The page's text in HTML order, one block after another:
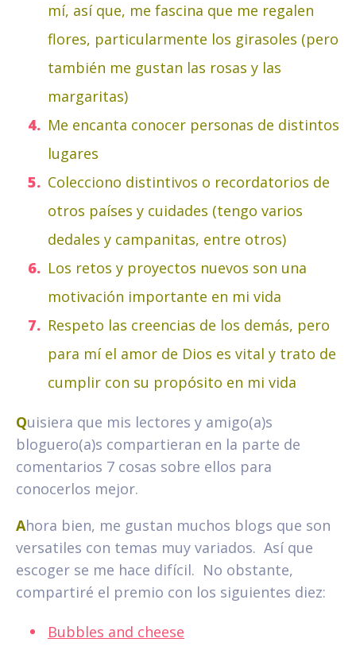
mí, así que, me fascina que me regalen
flores, particularmente los girasoles (pero
también me gustan las rosas y las
margaritas)
Me encanta conocer personas de distintos
lugares
Colecciono distintivos o recordatorios de
otros países y cuidades (tengo varios
dedales y campanitas, entre otros)
Los retos y proyectos nuevos son una
motivación importante en mi vida
Respeto las creencias de los demás, pero
para mí el amor de Dios es vital y trato de
cumplir con su propósito en mi vida
Quisiera que mis lectores y amigo(a)s
bloguero(a)s compartieran en la parte de
comentarios 7 cosas sobre ellos para
conocerlos mejor.
Ahora bien, me gustan muchos blogs que son
versatiles con temas muy variados. Así que
escoger se me hace difícil. No obstante,
compartiré el premio con los siguientes diez:
Bubbles and cheese